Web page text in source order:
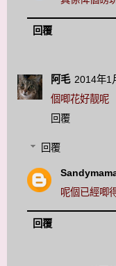
回覆
阿毛 2014年1
個唧花好靓呢
回覆
回覆
呢個已經唧
回覆